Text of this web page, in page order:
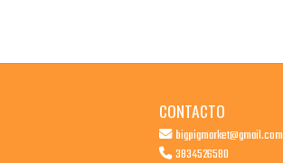
CONTACTO
bigpigmarket@gmail.com
3834526580